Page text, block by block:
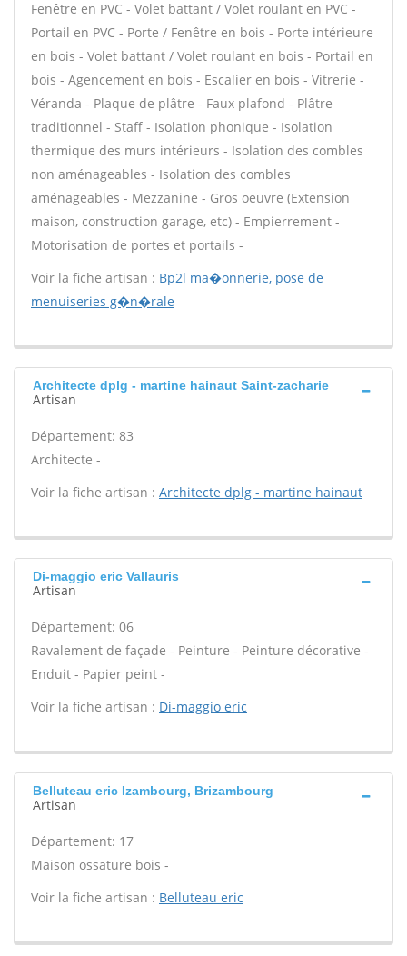
Fenêtre en PVC - Volet battant / Volet roulant en PVC -
Portail en PVC - Porte / Fenêtre en bois - Porte intérieure
en bois - Volet battant / Volet roulant en bois - Portail en
bois - Agencement en bois - Escalier en bois - Vitrerie -
Véranda - Plaque de plâtre - Faux plafond - Plâtre
traditionnel - Staff - Isolation phonique - Isolation
thermique des murs intérieurs - Isolation des combles
non aménageables - Isolation des combles
aménageables - Mezzanine - Gros oeuvre (Extension
maison, construction garage, etc) - Empierrement -
Motorisation de portes et portails -
Voir la fiche artisan : Bp2l ma�onnerie, pose de
menuiseries g�n�rale
Architecte dplg - martine hainaut Saint-zacharie
Artisan
Département: 83
Architecte -
Voir la fiche artisan : Architecte dplg - martine hainaut
Di-maggio eric Vallauris
Artisan
Département: 06
Ravalement de façade - Peinture - Peinture décorative -
Enduit - Papier peint -
Voir la fiche artisan : Di-maggio eric
Belluteau eric Izambourg, Brizambourg
Artisan
Département: 17
Maison ossature bois -
Voir la fiche artisan : Belluteau eric